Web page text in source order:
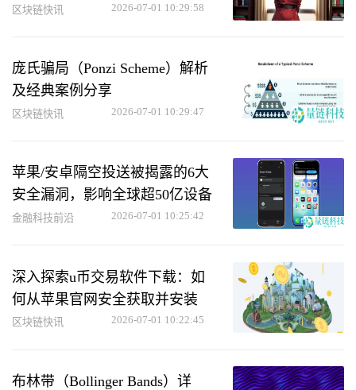
验
区块链快讯 2026-07-01 10:29:58
庞氏骗局（Ponzi Scheme）解析
及经典案例分享
区块链快讯 2026-07-01 10:29:47
苹果/安卓隔空投送被揭露的6大
安全漏洞，影响全球超50亿设备
金融科技前沿 2026-07-01 10:25:42
深入探索u币交易软件下载：如
何从苹果官网安全获取并安装
区块链快讯 2026-07-01 10:22:45
布林带（Bollinger Bands）详